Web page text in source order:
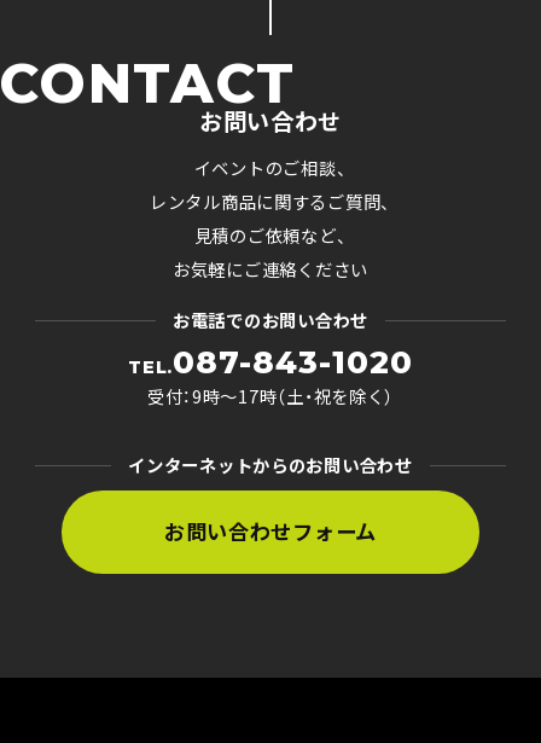
CONTACT
お問い合わせ
イベントのご相談、
レンタル商品に関するご質問、
見積のご依頼など、
お気軽にご連絡ください
お電話でのお問い合わせ
TEL.087-843-1020
受付：9時〜17時（土・祝を除く）
インターネットからのお問い合わせ
お問い合わせフォーム